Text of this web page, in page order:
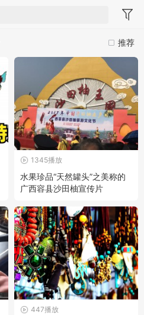
推荐
1345播放
水果珍品“天然罐头”之美称的
广西容县沙田柚宣传片
447播放